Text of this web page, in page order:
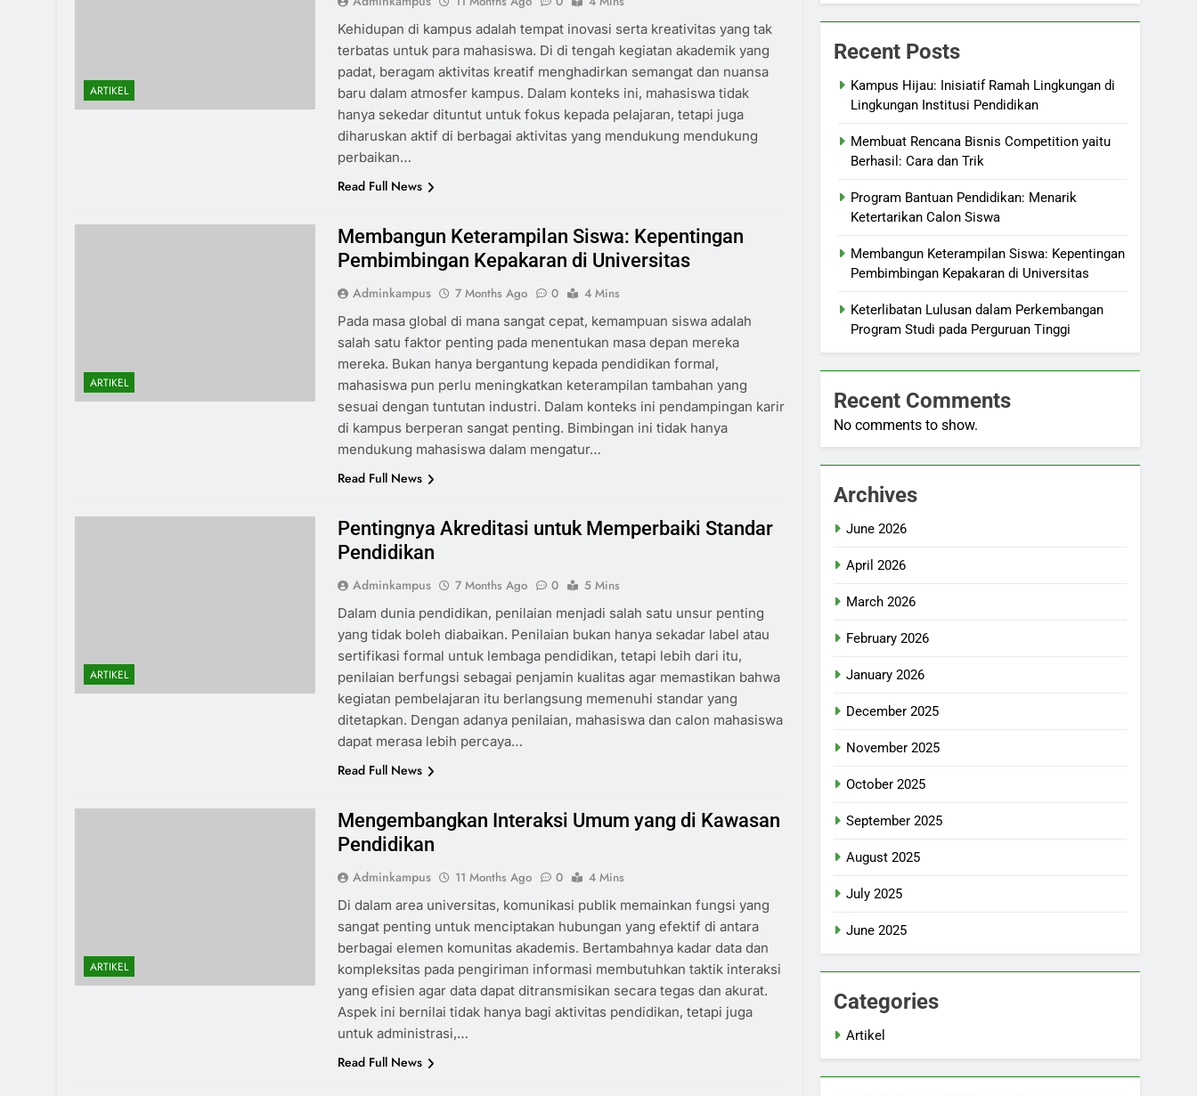
ARTIKEL
Kehidupan di kampus adalah tempat inovasi serta kreativitas yang tak
terbatas untuk para mahasiswa. Di di tengah kegiatan akademik yang
padat, beragam aktivitas kreatif menghadirkan semangat dan nuansa
baru dalam atmosfer kampus. Dalam konteks ini, mahasiswa tidak
hanya sekedar dituntut untuk fokus kepada pelajaran, tetapi juga
diharuskan aktif di berbagai aktivitas yang mendukung mendukung
perbaikan…
Read Full News
ARTIKEL
Membangun Keterampilan Siswa: Kepentingan
Pembimbingan Kepakaran di Universitas
Adminkampus 7 Months Ago 0
4 Mins
Pada masa global di mana sangat cepat, kemampuan siswa adalah
salah satu faktor penting pada menentukan masa depan mereka
mereka. Bukan hanya bergantung kepada pendidikan formal,
mahasiswa pun perlu meningkatkan keterampilan tambahan yang
sesuai dengan tuntutan industri. Dalam konteks ini pendampingan karir
di kampus berperan sangat penting. Bimbingan ini tidak hanya
mendukung mahasiswa dalam mengatur…
Read Full News
ARTIKEL
Pentingnya Akreditasi untuk Memperbaiki Standar
Pendidikan
Adminkampus 7 Months Ago 0
5 Mins
Dalam dunia pendidikan, penilaian menjadi salah satu unsur penting
yang tidak boleh diabaikan. Penilaian bukan hanya sekadar label atau
sertifikasi formal untuk lembaga pendidikan, tetapi lebih dari itu,
penilaian berfungsi sebagai penjamin kualitas agar memastikan bahwa
kegiatan pembelajaran itu berlangsung memenuhi standar yang
ditetapkan. Dengan adanya penilaian, mahasiswa dan calon mahasiswa
dapat merasa lebih percaya…
Read Full News
ARTIKEL
Mengembangkan Interaksi Umum yang di Kawasan
Pendidikan
Adminkampus 11 Months Ago 0
4 Mins
Di dalam area universitas, komunikasi publik memainkan fungsi yang
sangat penting untuk menciptakan hubungan yang efektif di antara
berbagai elemen komunitas akademis. Bertambahnya kadar data dan
kompleksitas pada pengiriman informasi membutuhkan taktik interaksi
yang efisien agar data dapat ditransmisikan secara tegas dan akurat.
Aspek ini bernilai tidak hanya bagi aktivitas pendidikan, tetapi juga
untuk administrasi,…
Read Full News
Recent Posts
Kampus Hijau: Inisiatif Ramah Lingkungan di
Lingkungan Institusi Pendidikan
Membuat Rencana Bisnis Competition yaitu
Berhasil: Cara dan Trik
Program Bantuan Pendidikan: Menarik
Ketertarikan Calon Siswa
Membangun Keterampilan Siswa: Kepentingan
Pembimbingan Kepakaran di Universitas
Keterlibatan Lulusan dalam Perkembangan
Program Studi pada Perguruan Tinggi
Recent Comments
No comments to show.
Archives
June 2026
April 2026
March 2026
February 2026
January 2026
December 2025
November 2025
October 2025
September 2025
August 2025
July 2025
June 2025
Categories
Artikel